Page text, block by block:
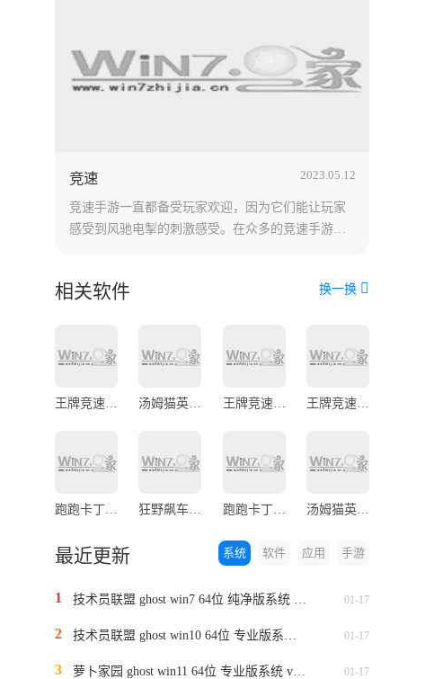
竞速 2023.05.12
竞速手游一直都备受玩家欢迎，因为它们能让玩家
感受到风驰电掣的刺激感受。在众多的竞速手游
托竞速游戏、手机竞速游戏等等。无论你喜欢什么
相关软件 换一换
王牌竞速手机版 王牌竞速安卓版
跑跑卡丁车漂移安卓版 汤姆猫英雄跑酷最新版
最近更新 手游
应用
软件
系统
1 01-17
2 01-17
3 01-17